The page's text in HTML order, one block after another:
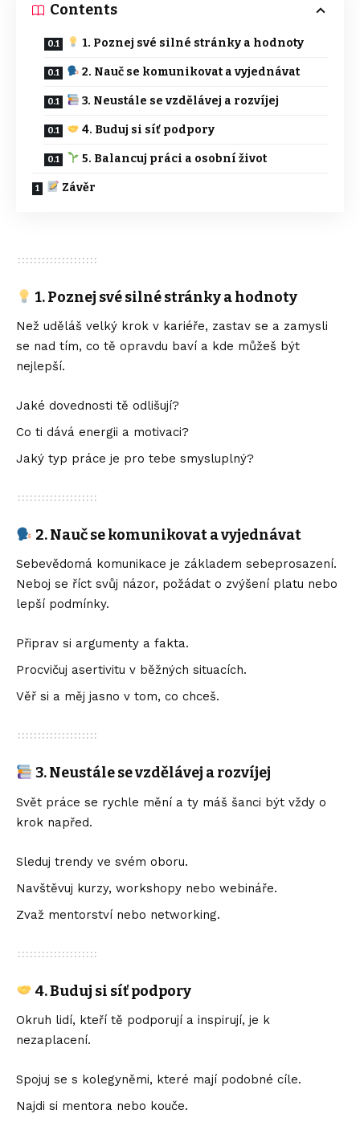
Contents
1. Poznej své silné stránky a hodnoty
2. Nauč se komunikovat a vyjednávat
3. Neustále se vzdělávej a rozvíjej
4. Buduj si síť podpory
5. Balancuj práci a osobní život
Závěr
1. Poznej své silné stránky a hodnoty
Než uděláš velký krok v kariéře, zastav se a zamysli
se nad tím, co tě opravdu baví a kde můžeš být
nejlepší.
Jaké dovednosti tě odlišují?
Co ti dává energii a motivaci?
Jaký typ práce je pro tebe smysluplný?
2. Nauč se komunikovat a vyjednávat
Sebevědomá komunikace je základem sebeprosazení.
Neboj se říct svůj názor, požádat o zvýšení platu nebo
lepší podmínky.
Připrav si argumenty a fakta.
Procvičuj asertivitu v běžných situacích.
Věř si a měj jasno v tom, co chceš.
3. Neustále se vzdělávej a rozvíjej
Svět práce se rychle mění a ty máš šanci být vždy o
krok napřed.
Sleduj trendy ve svém oboru.
Navštěvuj kurzy, workshopy nebo webináře.
Zvaž mentorství nebo networking.
4. Buduj si síť podpory
Okruh lidí, kteří tě podporují a inspirují, je k
nezaplacení.
Spojuj se s kolegyněmi, které mají podobné cíle.
Najdi si mentora nebo kouče.